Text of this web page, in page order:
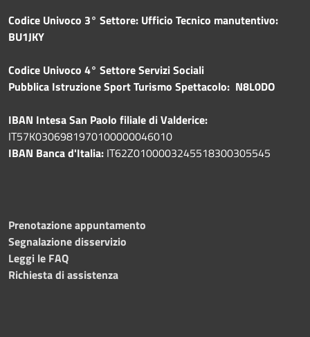
Codice Univoco 3° Settore: Ufficio Tecnico manutentivo:
BU1JKY
Codice Univoco 4° Settore Servizi Sociali
Pubblica Istruzione Sport Turismo Spettacolo: N8L0DO
IBAN Intesa San Paolo filiale di Valderice:
IT57K0306981970100000046010
IBAN Banca d'Italia: IT62Z0100003245518300305545
Prenotazione appuntamento
Segnalazione disservizio
Leggi le FAQ
Richiesta di assistenza